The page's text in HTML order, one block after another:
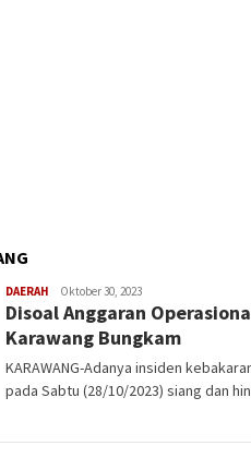
DAERAH Latifudin
Manaf
Oktober 30, 2023
Disoal Anggaran
Karawang Bungkam
KARAWANG-Adanya insiden
pada Sabtu (28/10/2023) siang dan